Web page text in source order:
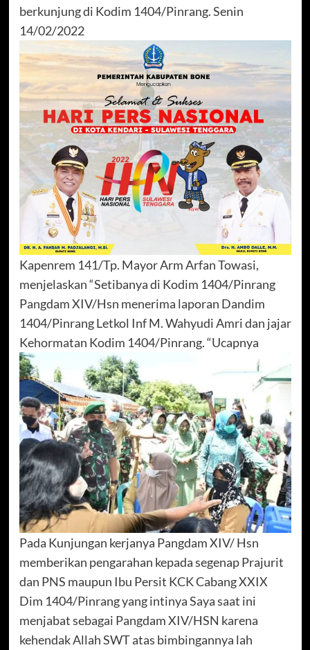
berkunjung di Kodim 1404/Pinrang. Senin
14/02/2022
Kapenrem 141/Tp. Mayor Arm Arfan Towasi,
menjelaskan “Setibanya di Kodim 1404/Pinrang
Pangdam XIV/Hsn menerima laporan Dandim
1404/Pinrang Letkol Inf M. Wahyudi Amri dan jajar
Kehormatan Kodim 1404/Pinrang. “Ucapnya
Pada Kunjungan kerjanya Pangdam XIV/ Hsn
memberikan pengarahan kepada segenap Prajurit
dan PNS maupun Ibu Persit KCK Cabang XXIX
Dim 1404/Pinrang yang intinya Saya saat ini
menjabat sebagai Pangdam XIV/HSN karena
kehendak Allah SWT atas bimbingannya lah